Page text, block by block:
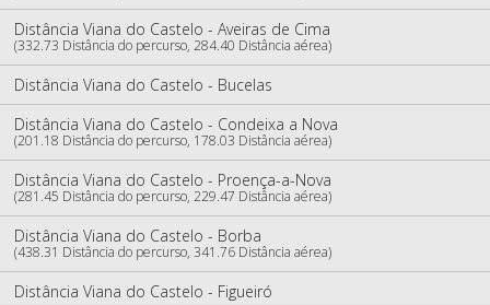
Distância Viana do Castelo - Aveiras de Cima
(332.73 Distância do percurso, 284.40 Distância aérea)
Distância Viana do Castelo - Bucelas
Distância Viana do Castelo - Condeixa a Nova
(201.18 Distância do percurso, 178.03 Distância aérea)
Distância Viana do Castelo - Proença-a-Nova
(281.45 Distância do percurso, 229.47 Distância aérea)
Distância Viana do Castelo - Borba
(438.31 Distância do percurso, 341.76 Distância aérea)
Distância Viana do Castelo - Figueiró